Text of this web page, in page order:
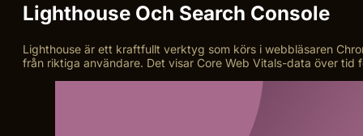
Lighthouse Och Search Console
Lighthouse är ett kraftfullt verktyg som körs i webbläsaren
från riktiga användare. Det visar Core Web Vitals-data över